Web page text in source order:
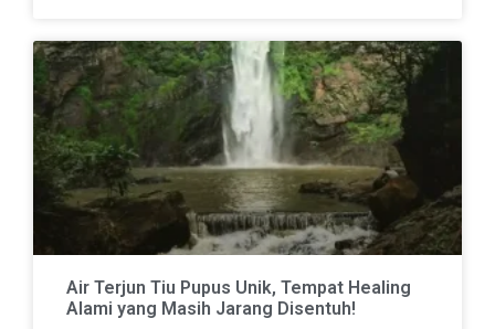
Air Terjun Tiu Pupus Unik, Tempat Healing
Alami yang Masih Jarang Disentuh!